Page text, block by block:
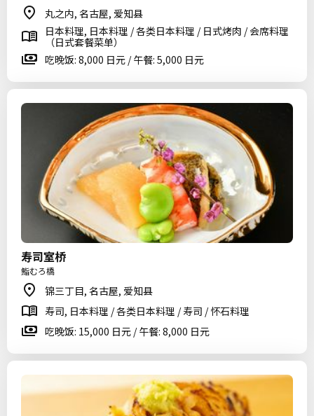
丸之内, 名古屋, 爱知县
日本料理, 日本料理 / 各类日本料理 / 日式烤肉 / 会席料理
（日式套餐菜单）
吃晚饭: 8,000 日元 / 午餐: 5,000 日元
寿司室桥
鮨むろ橋
锦三丁目, 名古屋, 爱知县
寿司, 日本料理 / 各类日本料理 / 寿司 / 怀石料理
吃晚饭: 15,000 日元 / 午餐: 8,000 日元